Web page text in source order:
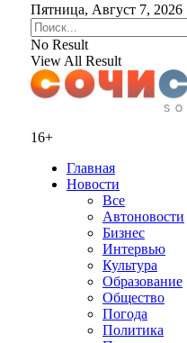
Пятница, Август 7, 2026
No Result
View All Result
16+
Главная
Новости
Все
Автоновости
Бизнес
Интервью
Культура
Образование
Общество
Погода
Политика